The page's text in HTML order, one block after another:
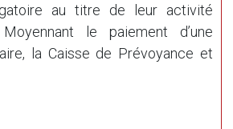
au titre de leur activité
le paiement d’une
la Caisse de Prévoyance et